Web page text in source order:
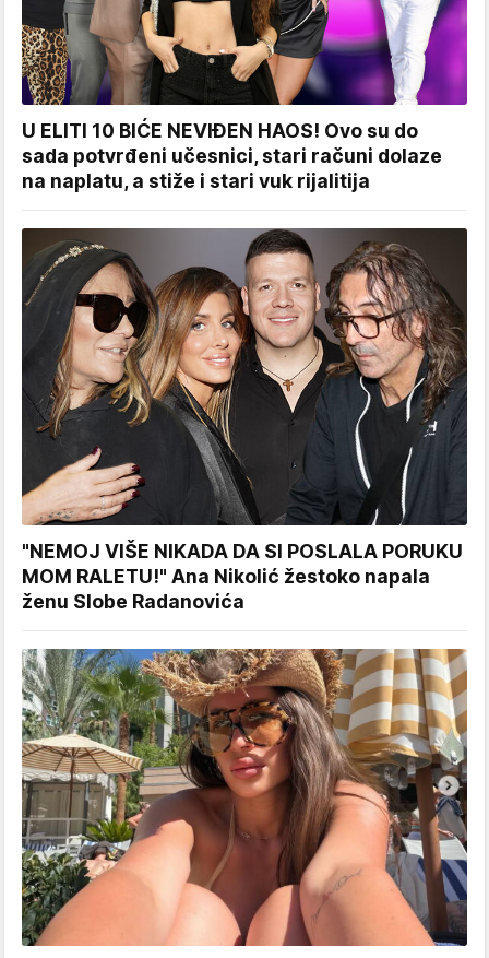
U ELITI 10 BIĆE NEVIĐEN HAOS! Ovo su do
sada potvrđeni učesnici, stari računi dolaze
na naplatu, a stiže i stari vuk rijalitija
"NEMOJ VIŠE NIKADA DA SI POSLALA PORUKU
MOM RALETU!" Ana Nikolić žestoko napala
ženu Slobe Radanovića